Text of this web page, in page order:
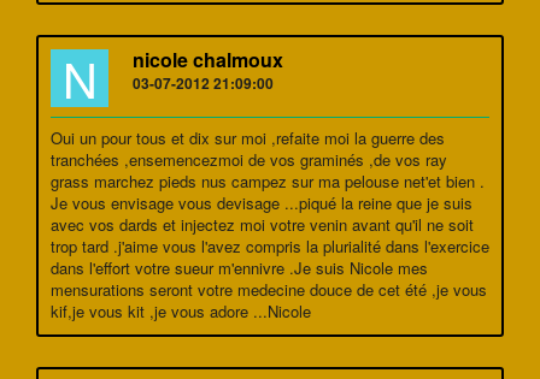
N nicole chalmoux
03-07-2012 21:09:00
Oui un pour tous et dix sur moi ,refaite moi la guerre des
tranchées ,ensemencezmoi de vos graminés ,de vos ray
grass marchez pieds nus campez sur ma pelouse net'et bien .
Je vous envisage vous devisage ...piqué la reine que je suis
avec vos dards et injectez moi votre venin avant qu'il ne soit
trop tard .j'aime vous l'avez compris la plurialité dans l'exercice
dans l'effort votre sueur m'ennivre .Je suis Nicole mes
mensurations seront votre medecine douce de cet été ,je vous
kif,je vous kit ,je vous adore ...Nicole